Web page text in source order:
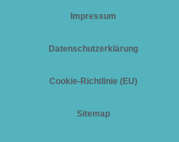
Impressum
Datenschutzerklärung
Cookie-Richtlinie (EU)
Sitemap